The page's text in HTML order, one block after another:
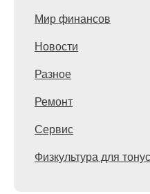
Мир финансов
Новости
Разное
Ремонт
Сервис
Физкультура для